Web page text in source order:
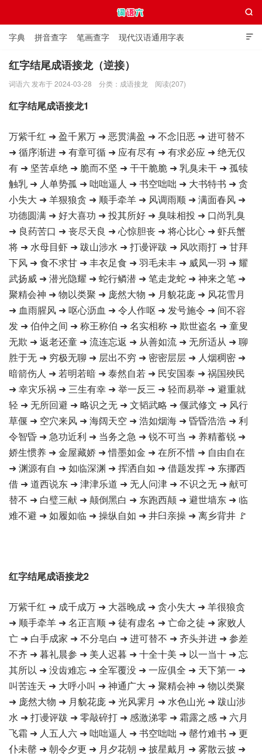

字典 拼音查字 笔画查字 现代汉语通用字表
通用规范汉字表 叠字大全 独体字大全

红字结尾成语接龙（逆接）
词语六 发布于 2024-03-28 分类： 成语接龙 阅读(207)
红字结尾成语接龙1
万紫千红 ➜ 盈千累万 ➜ 恶贯满盈 ➜ 不念旧恶 ➜ 进可替不
➜ 循序渐进 ➜ 有章可循 ➜ 应有尽有 ➜ 有求必应 ➜ 绝无仅
有 ➜ 坚苦卓绝 ➜ 脆而不坚 ➜ 干干脆脆 ➜ 乳臭未干 ➜ 孤犊
触乳 ➜ 人单势孤 ➜ 咄咄逼人 ➜ 书空咄咄 ➜ 大书特书 ➜ 贪
小失大 ➜ 羊狠狼贪 ➜ 顺手牵羊 ➜ 风调雨顺 ➜ 满面春风 ➜
功德圆满 ➜ 好大喜功 ➜ 投其所好 ➜ 臭味相投 ➜ 口尚乳臭
➜ 良药苦口 ➜ 丧尽天良 ➜ 心惊胆丧 ➜ 将心比心 ➜ 虾兵蟹
将 ➜ 水母目虾 ➜ 跋山涉水 ➜ 打谩评跋 ➜ 风吹雨打 ➜ 甘拜
下风 ➜ 食不求甘 ➜ 丰衣足食 ➜ 羽毛未丰 ➜ 威凤一羽 ➜ 耀
武扬威 ➜ 潜光隐耀 ➜ 蛇行鳞潜 ➜ 笔走龙蛇 ➜ 神来之笔 ➜
聚精会神 ➜ 物以类聚 ➜ 庞然大物 ➜ 月貌花庞 ➜ 风花雪月
➜ 血雨腥风 ➜ 呕心沥血 ➜ 令人作呕 ➜ 发号施令 ➜ 间不容
发 ➜ 伯仲之间 ➜ 称王称伯 ➜ 名实相称 ➜ 欺世盗名 ➜ 童叟
无欺 ➜ 返老还童 ➜ 流连忘返 ➜ 从善如流 ➜ 无所适从 ➜ 聊
胜于无 ➜ 穷极无聊 ➜ 层出不穷 ➜ 密密层层 ➜ 人烟稠密 ➜
暗箭伤人 ➜ 若明若暗 ➜ 泰然自若 ➜ 民安国泰 ➜ 祸国殃民
➜ 幸灾乐祸 ➜ 三生有幸 ➜ 举一反三 ➜ 轻而易举 ➜ 避重就
轻 ➜ 无所回避 ➜ 略识之无 ➜ 文韬武略 ➜ 偃武修文 ➜ 风行
草偃 ➜ 空穴来风 ➜ 海阔天空 ➜ 浩如烟海 ➜ 昏昏浩浩 ➜ 利
令智昏 ➜ 急功近利 ➜ 当务之急 ➜ 锐不可当 ➜ 养精蓄锐 ➜
娇生惯养 ➜ 金屋藏娇 ➜ 惜墨如金 ➜ 在所不惜 ➜ 自由自在
➜ 渊源有自 ➜ 如临深渊 ➜ 挥洒自如 ➜ 借题发挥 ➜ 东挪西
借 ➜ 道西说东 ➜ 津津乐道 ➜ 无人问津 ➜ 不识之无 ➜ 献可
替不 ➜ 白璧三献 ➜ 颠倒黑白 ➜ 东跑西颠 ➜ 避世墙东 ➜ 临
难不避 ➜ 如履如临 ➜ 操纵自如 ➜ 井臼亲操 ➜ 离乡背井 🚩
红字结尾成语接龙2
万紫千红 ➜ 成千成万 ➜ 大器晚成 ➜ 贪小失大 ➜ 羊很狼贪
➜ 顺手牵羊 ➜ 名正言顺 ➜ 徒有虚名 ➜ 亡命之徒 ➜ 家败人
亡 ➜ 白手成家 ➜ 不分皂白 ➜ 进可替不 ➜ 齐头并进 ➜ 参差
不齐 ➜ 暮礼晨参 ➜ 美人迟暮 ➜ 十全十美 ➜ 以一当十 ➜ 忘
其所以 ➜ 没齿难忘 ➜ 全军覆没 ➜ 一应俱全 ➜ 天下第一 ➜
叫苦连天 ➜ 大呼小叫 ➜ 神通广大 ➜ 聚精会神 ➜ 物以类聚
➜ 庞然大物 ➜ 月貌花庞 ➜ 光风霁月 ➜ 水色山光 ➜ 跋山涉
水 ➜ 打谩评跋 ➜ 零敲碎打 ➜ 感激涕零 ➜ 霜露之感 ➜ 六月
飞霜 ➜ 人五人六 ➜ 咄咄逼人 ➜ 书空咄咄 ➜ 罄竹难书 ➜ 更
仆未罄 ➜ 朝令夕更 ➜ 月夕花朝 ➜ 披星戴月 ➜ 雾散云披 ➜